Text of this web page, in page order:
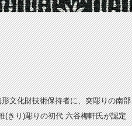
文化財技術保持者に、突彫りの南部
(きり)彫りの初代 六谷梅軒氏が認定